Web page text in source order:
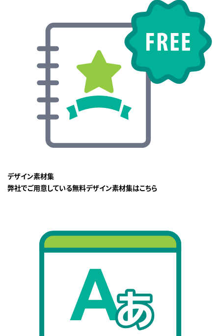
デザイン素材集
弊社でご用意している無料デザイン素材集はこちら